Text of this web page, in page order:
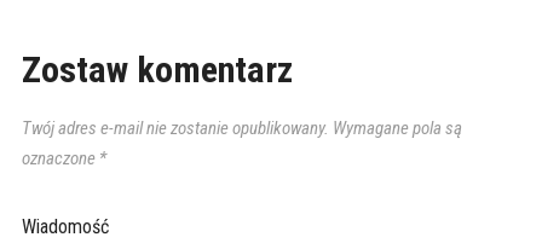
Zostaw komentarz
Twój adres e-mail nie zostanie opublikowany. Wymagane pola są
oznaczone *
Wiadomość